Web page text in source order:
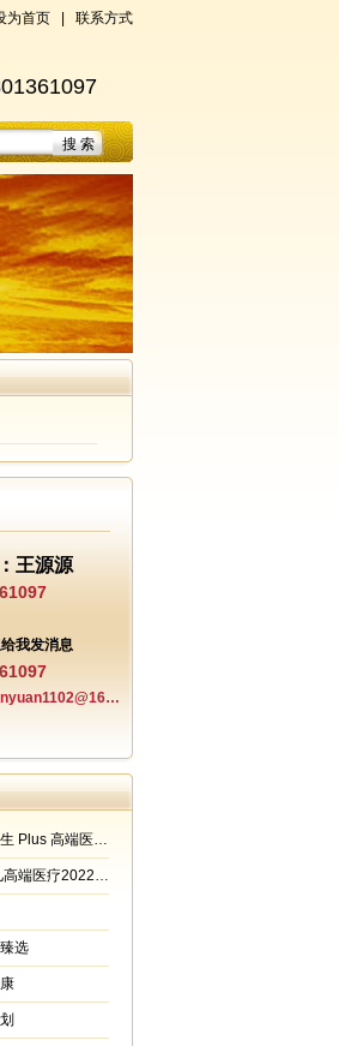
为首页 联系方式
王源源
E-mail：wangyuanyuan1102@163.com
招商信诺醇享人生 Plus 高端医疗保险
MSH欣生代少儿高端医疗2022年升级版
选